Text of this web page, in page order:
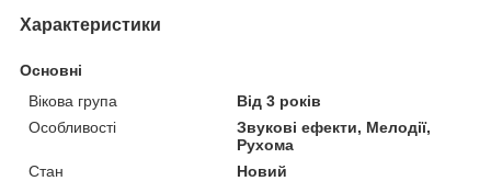
Характеристики
Основні
Вікова група
Від 3 років
Особливості
Звукові ефекти, Мелодії,
Рухома
Стан
Новий